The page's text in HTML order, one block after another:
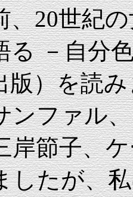
20世紀の
る －自分
版）を読
ンファル
岸節子、
したが、